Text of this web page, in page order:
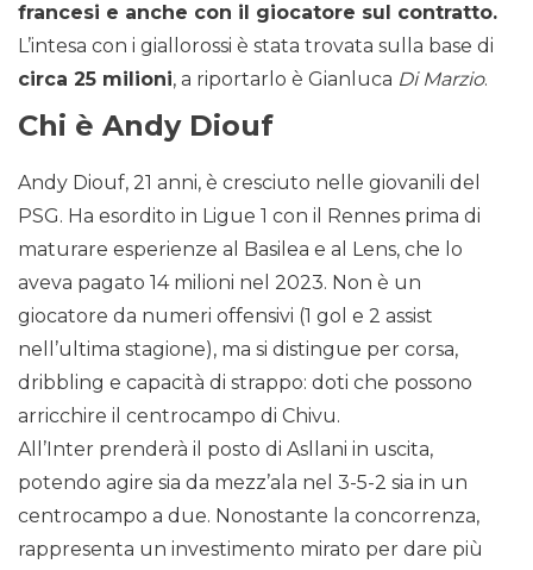
francesi e anche con il giocatore sul contratto.
L’intesa con i giallorossi è stata trovata sulla base di
circa 25 milioni, a riportarlo è Gianluca Di Marzio.
Chi è Andy Diouf
Andy Diouf, 21 anni, è cresciuto nelle giovanili del
PSG. Ha esordito in Ligue 1 con il Rennes prima di
maturare esperienze al Basilea e al Lens, che lo
aveva pagato 14 milioni nel 2023. Non è un
giocatore da numeri offensivi (1 gol e 2 assist
nell’ultima stagione), ma si distingue per corsa,
dribbling e capacità di strappo: doti che possono
arricchire il centrocampo di Chivu.
All’Inter prenderà il posto di Asllani in uscita,
potendo agire sia da mezz’ala nel 3-5-2 sia in un
centrocampo a due. Nonostante la concorrenza,
rappresenta un investimento mirato per dare più